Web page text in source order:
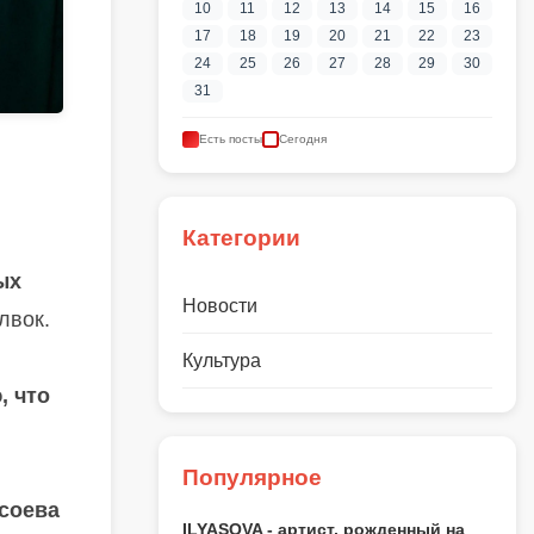
что
10 11 12 13 14 15
16
17
18 19 20 21 22
23
24
25 26 27 28 29
30
31
Есть посты Сегодня
Категории
Новости
Культура
Популярное
ILYASOVA - артист, рожденный на